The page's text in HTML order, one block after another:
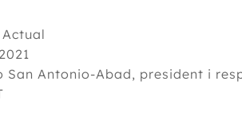
San Antonio-Abad, president i